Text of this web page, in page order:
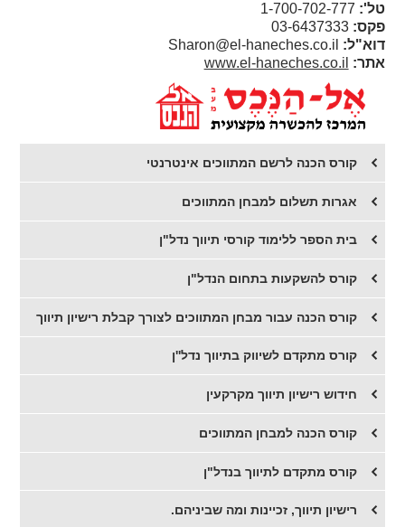
טל': 1-700-702-777
פקס:03-6437333
דוא"ל: Sharon@el-haneches.co.il
אתר: www.el-haneches.co.il
קורס הכנה לרשם המתווכים אינטרנטי
אגרות תשלום למבחן המתווכים
בית הספר ללימוד קורסי תיווך נדל"ן
קורס להשקעות בתחום הנדל"ן
קורס הכנה עבור מבחן המתווכים לצורך קבלת רישיון תיווך
קורס מתקדם לשיווק בתיווך נדל''ן
חידוש רישיון תיווך מקרקעין
קורס הכנה למבחן המתווכים
קורס מתקדם לתיווך בנדל"ן
רישיון תיווך, זכיינות ומה שביניהם.